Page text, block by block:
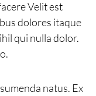
Velit est
dolores itaque
qui nulla dolor.
natus. Ex